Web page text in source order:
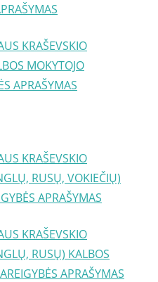
KRAŠEVSKIO
MOKYTOJO
APRAŠYMAS
KRAŠEVSKIO
RUSŲ, VOKIEČIŲ)
APRAŠYMAS
KRAŠEVSKIO
RUSŲ) KALBOS
APRAŠYMAS